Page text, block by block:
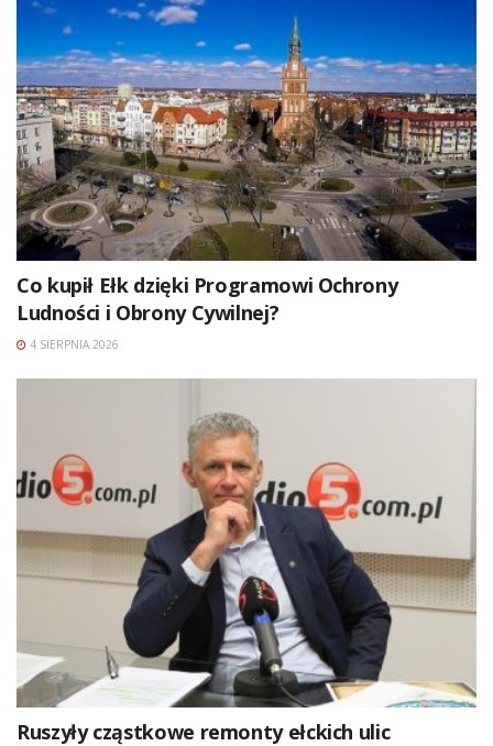
Co kupił Ełk dzięki Programowi Ochrony
Ludności i Obrony Cywilnej?
4 SIERPNIA 2026
Ruszyły cząstkowe remonty ełckich ulic